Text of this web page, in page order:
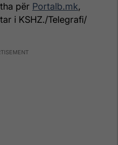
për Portalb.mk,
i KSHZ./Telegrafi/